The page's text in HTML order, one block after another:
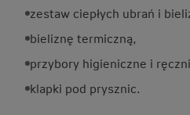
zestaw ciepłych ubrań i
bieliznę termiczną,
przybory higieniczne i
klapki pod prysznic.